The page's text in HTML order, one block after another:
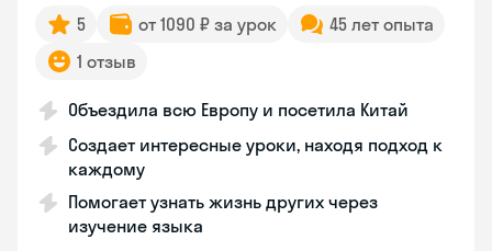
5 от 1090 ₽ за урок
45 лет опыта
1 отзыв
Объездила всю Европу и посетила Китай
Создает интересные уроки, находя подход к
каждому
Помогает узнать жизнь других через
изучение языка